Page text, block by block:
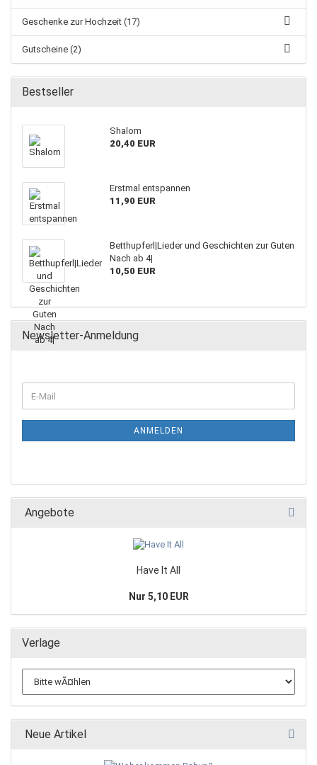
Geschenke zur Hochzeit (17)
Gutscheine (2)
Bestseller
Shalom
20,40 EUR
Erstmal entspannen
11,90 EUR
Betthupferl|Lieder und Geschichten zur Guten
Nach ab 4|
10,50 EUR
Newsletter-Anmeldung
ANMELDEN
Angebote
Have It All
Nur 5,10 EUR
Verlage
Neue Artikel